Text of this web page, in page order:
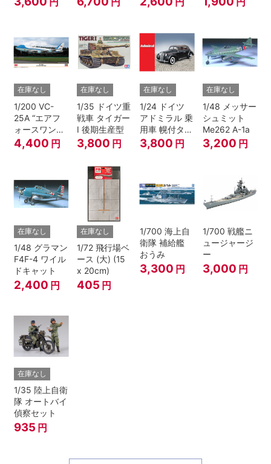
在庫なし
1/200 VC-
25A “エアフ
ォースワン
2022”
4,400 円
在庫なし
1/35 ドイツ重
戦車 タイガー
I 後期生産型
3,800 円
在庫なし
1/24 ドイツ
アドミラル 乗
用車 幌付タイ
プ
3,800 円
在庫なし
1/48 メッサー
シュミット
Me262 A-1a
3,200 円
在庫なし
1/48 グラマン
F4F-4 ワイル
ドキャット
2,400 円
在庫なし
1/72 飛行場ベ
ース (大) (15
x 20cm)
405 円
1/700 海上自
衛隊 補給艦
おうみ
3,300 円
1/700 戦艦ニ
ュージャージ
ー
3,000 円
在庫なし
1/35 陸上自衛
隊 オートバイ
偵察セット
935 円